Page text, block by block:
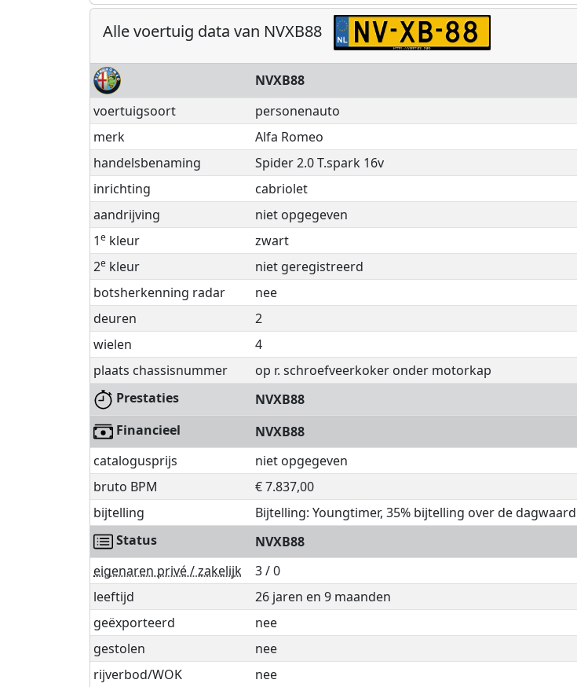
Alle voertuig data van NVXB88
NVXB88
voertuigsoort
personenauto
merk
Alfa Romeo
handelsbenaming
Spider 2.0 T.spark 16v
inrichting
cabriolet
aandrijving
niet opgegeven
1e kleur
zwart
2e kleur
niet geregistreerd
botsherkenning radar
nee
deuren
2
wielen
4
plaats chassisnummer
op r. schroefveerkoker onder motorkap
Prestaties
NVXB88
Financieel
NVXB88
catalogusprijs
niet opgegeven
bruto BPM
€ 7.837,00
bijtelling
Bijtelling: Youngtimer, 35% bijtelling over de
Status
NVXB88
eigenaren privé / zakelijk
3 / 0
leeftijd
26 jaren en 9 maanden
geëxporteerd
nee
gestolen
nee
rijverbod/WOK
nee